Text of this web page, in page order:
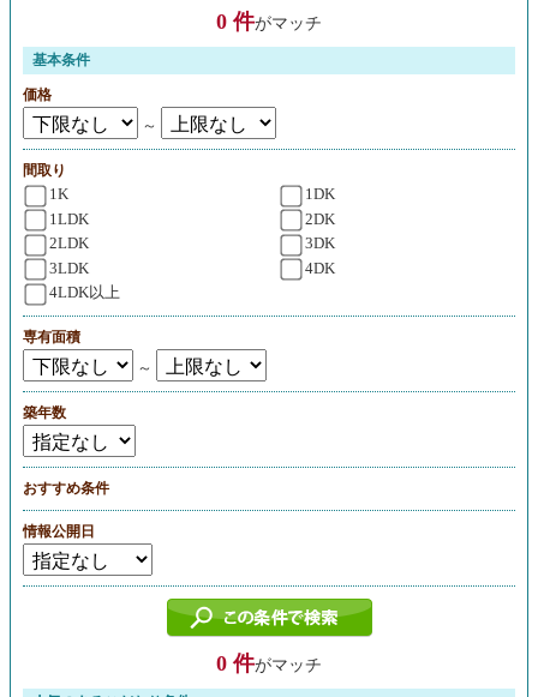
0 件がマッチ
基本条件
価格
～
間取り
1K
1DK
1LDK
2DK
2LDK
3DK
3LDK
4DK
4LDK以上
専有面積
～
築年数
おすすめ条件
情報公開日
0 件がマッチ